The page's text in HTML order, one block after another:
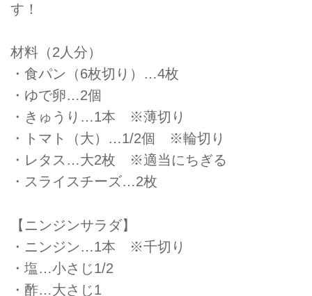
す！
材料（2人分）
・食パン（6枚切り）…4枚
・ゆで卵…2個
・きゅうり…1本 ※薄切り
・トマト（大）…1/2個 ※輪切り
・レタス…大2枚 ※適当にちぎる
・スライスチーズ…2枚
【ニンジンサラダ】
・ニンジン…1本 ※千切り
・塩…小さじ1/2
・酢…大さじ1